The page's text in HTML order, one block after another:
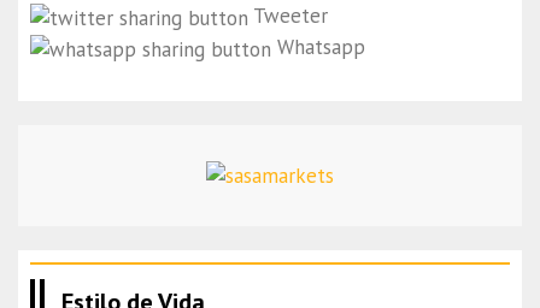
Tweeter
Whatsapp
Estilo de Vida